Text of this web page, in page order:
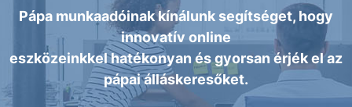
Pápa munkaadóinak kínálunk segítséget, hogy
innovatív online
eszközeinkkel hatékonyan és gyorsan érjék el az
pápai álláskeresőket.